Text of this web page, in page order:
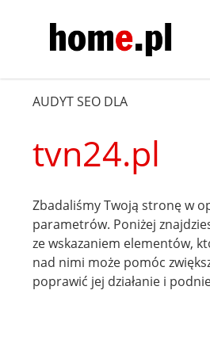
AUDYT SEO DLA
tvn24.pl
Zbadaliśmy Twoją stronę w
parametrów. Poniżej
ze wskazaniem elementów,
nad nimi może pomóc
poprawić jej działanie i